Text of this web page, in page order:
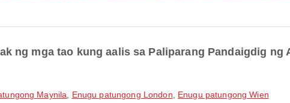
ng mga tao kung aalis sa Paliparang Pandaigdig ng
Maynila Enugu patungong London Enugu patungong Wien